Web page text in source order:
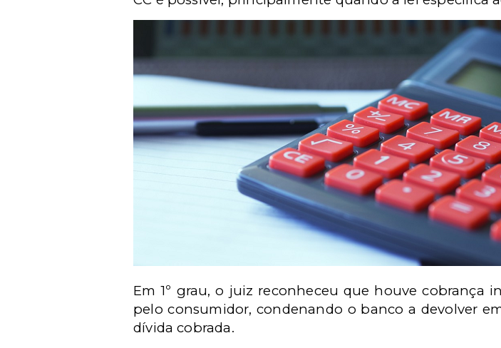
Em 1º grau, o juiz reconheceu que houve
pelo consumidor, condenando o banco a devolver
dívida cobrada.